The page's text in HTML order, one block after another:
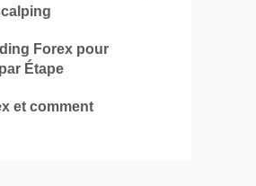
Forex pour
Étape
et comment